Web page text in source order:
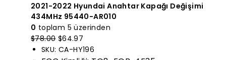
2021-2022 Hyundai Anahtar Kapağı Değişimi
434MHz 95440-AR010
0 toplam 5 üzerinden
$78.00 Orijinal
fiyatı:
$64.97
fiyat:
SKU: CA-HY196